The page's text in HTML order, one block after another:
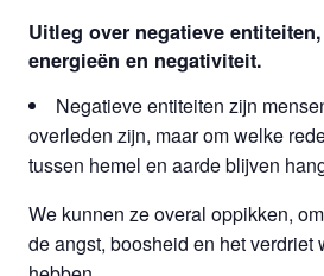
Uitleg over negatieve
energieën en negativiteit.
Negatieve entiteiten zijn
overleden zijn, maar om welke
tussen hemel en aarde blijven
We kunnen ze overal oppikken,
de angst, boosheid en het verdriet